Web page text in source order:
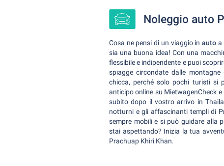
Noleggio auto
Cosa ne pensi di un viaggio inauto a
sia una buona idea! Con una
flessibile e indipendente e puoi
spiagge circondate dalle
chicca, perché solo pochi turisti si
anticipo online su MietwagenCheck
subito dopo il vostro arrivo in
notturni e gli affascinanti templi di
sempre mobili e si può guidare alla
stai aspettando? Inizia la tua
Prachuap Khiri Khan.